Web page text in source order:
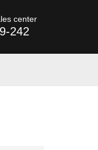
center
242